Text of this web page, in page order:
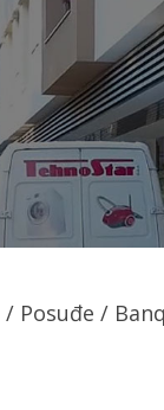
/ Posuđe /